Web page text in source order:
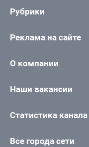
Рубрики
Реклама на сайте
О компании
Наши вакансии
Статистика
Все города сети